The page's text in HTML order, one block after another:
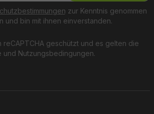
reCAPTCHA geschützt und es gelten die
und Nutzungsbedingungen.
zur Kenntnis genommen
und bin mit ihnen einverstanden.